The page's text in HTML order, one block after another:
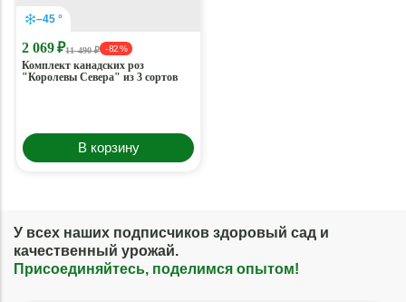
–45 °
2 069 ₽11 490 ₽ - 82 %
Комплект канадских роз
"Королевы Севера" из 3 сортов
В корзину
У всех наших подписчиков здоровый сад и
качественный урожай.
Присоединяйтесь, поделимся опытом!